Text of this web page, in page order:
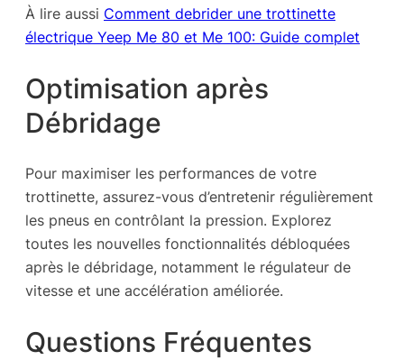
À lire aussi Comment debrider une trottinette
électrique Yeep Me 80 et Me 100: Guide complet
Optimisation après
Débridage
Pour maximiser les performances de votre
trottinette, assurez-vous d’entretenir régulièrement
les pneus en contrôlant la pression. Explorez
toutes les nouvelles fonctionnalités débloquées
après le débridage, notamment le régulateur de
vitesse et une accélération améliorée.
Questions Fréquentes